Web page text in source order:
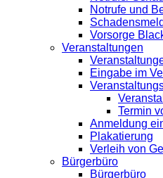
Notrufe und
Vorsorge
Veranstaltungen
Eingabe im
Termin
Anmeldung
Plakatierung
Verleih von
Bürgerbüro
Bürgerbüro